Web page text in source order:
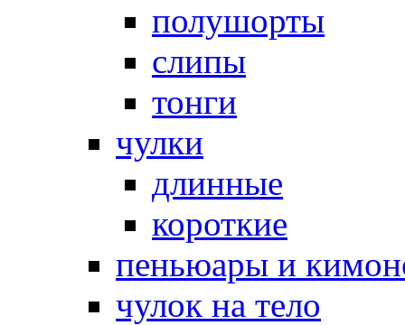
полушорты
слипы
тонги
чулки
длинные
короткие
пеньюары и
чулок на тело